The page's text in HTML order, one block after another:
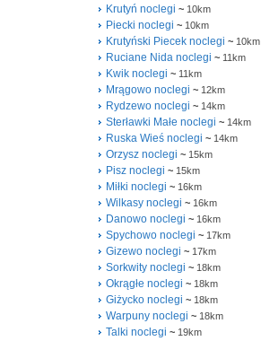
Krutyń noclegi ~ 10km
Piecki noclegi ~ 10km
Krutyński Piecek noclegi ~ 10km
Ruciane Nida noclegi ~ 11km
Kwik noclegi ~ 11km
Mrągowo noclegi ~ 12km
Rydzewo noclegi ~ 14km
Sterławki Małe noclegi ~ 14km
Ruska Wieś noclegi ~ 14km
Orzysz noclegi ~ 15km
Pisz noclegi ~ 15km
Miłki noclegi ~ 16km
Wilkasy noclegi ~ 16km
Danowo noclegi ~ 16km
Spychowo noclegi ~ 17km
Gizewo noclegi ~ 17km
Sorkwity noclegi ~ 18km
Okrągłe noclegi ~ 18km
Giżycko noclegi ~ 18km
Warpuny noclegi ~ 18km
Talki noclegi ~ 19km